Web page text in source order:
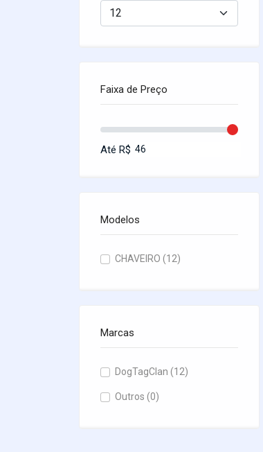
Faixa de Preço
Até R$
Modelos
CHAVEIRO (12)
Marcas
DogTagClan (12)
Outros (0)